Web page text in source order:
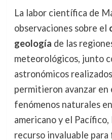
La labor científica de
observaciones sobre el
geología de las
meteorológicos, junto
astronómicos
permitieron avanzar
fenómenos naturales
americano y el
recurso invaluable